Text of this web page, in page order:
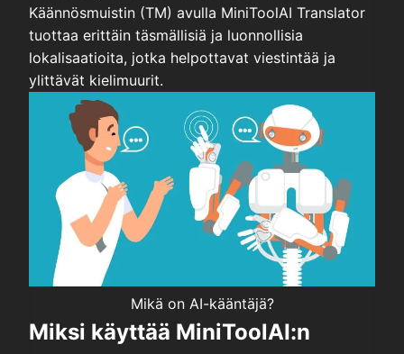
Käännösmuistin (TM) avulla MiniToolAI Translator
tuottaa erittäin täsmällisiä ja luonnollisia
lokalisaatioita, jotka helpottavat viestintää ja
ylittävät kielimuurit.
Mikä on AI-kääntäjä?
Miksi käyttää MiniToolAI:n